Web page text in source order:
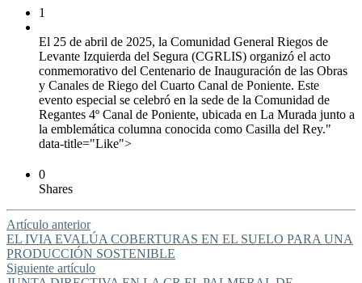
1
El 25 de abril de 2025, la Comunidad General Riegos de
Levante Izquierda del Segura (CGRLIS) organizó el acto
conmemorativo del Centenario de Inauguración de las Obras
y Canales de Riego del Cuarto Canal de Poniente. Este
evento especial se celebró en la sede de la Comunidad de
Regantes 4º Canal de Poniente, ubicada en La Murada junto a
la emblemática columna conocida como Casilla del Rey."
data-title="Like">
0
Shares
Artículo anterior
EL IVIA EVALÚA COBERTURAS EN EL SUELO PARA UNA
PRODUCCIÓN SOSTENIBLE
Siguiente artículo